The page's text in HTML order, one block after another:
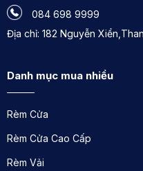
bạn lựa chọn cho phòng
bộ rèm có màu sắc tươi
Các sản phẩm khác:
Rèm gỗ
Rèm văn phòng
084 698 9999
Địa chỉ: 182 Nguyễn
Danh mục mua nhiều
Rèm Cửa
Rèm Cửa Cao Cấp
Rèm Vải